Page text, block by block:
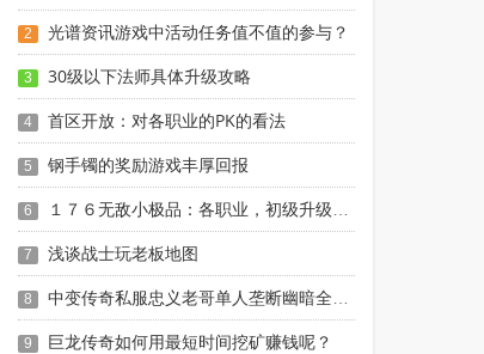
2 光谱资讯游戏中活动任务值不值的参与？
3 30级以下法师具体升级攻略
4 首区开放：对各职业的PK的看法
5 钢手镯的奖励游戏丰厚回报
6 １７６无敌小极品：各职业，初级升级体验
7 浅谈战士玩老板地图
8 中变传奇私服忠义老哥单人垄断幽暗全服抢着要却只愿待在老东家
9 巨龙传奇如何用最短时间挖矿赚钱呢？